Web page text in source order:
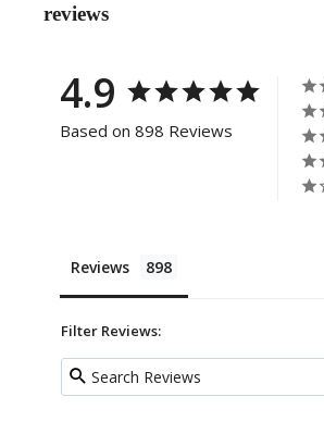
reviews
4.9
Based on 898 Reviews
Reviews
Filter Reviews: